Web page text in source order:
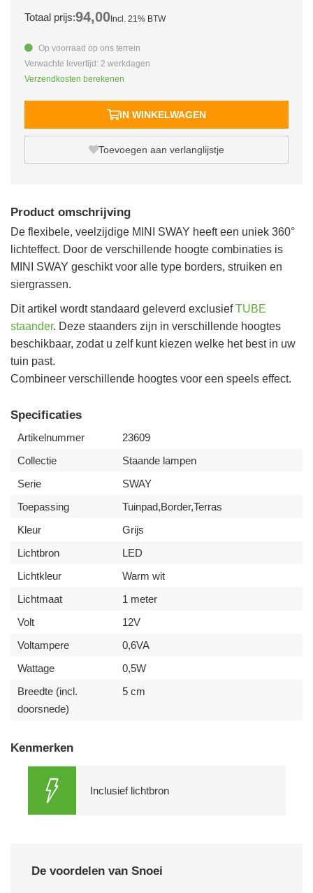
Totaal prijs:94,00 Incl. 21% BTW
Op voorraad op ons terrein
Verwachte levertijd: 2 werkdagen
Verzendkosten berekenen
IN WINKELWAGEN
Toevoegen aan verlanglijstje
Product omschrijving
De flexibele, veelzijdige MINI SWAY heeft een uniek 360°
lichteffect. Door de verschillende hoogte combinaties is
MINI SWAY geschikt voor alle type borders, struiken en
siergrassen.
Dit artikel wordt standaard geleverd exclusiefTUBE
staander. Deze staanders zijn in verschillende hoogtes
beschikbaar, zodat u zelf kunt kiezen welke het best in uw
tuin past.
Combineer verschillende hoogtes voor een speels effect.
Specificaties
Artikelnummer
23609
Collectie
Staande lampen
Serie
SWAY
Toepassing
Tuinpad,Border,Terras
Kleur
Grijs
Lichtbron
LED
Lichtkleur
Warm wit
Lichtmaat
1 meter
Volt
12V
Voltampere
0,6VA
Wattage
0,5W
Breedte (incl.
doorsnede)
5 cm
Kenmerken
Inclusief lichtbron
De voordelen van Snoei